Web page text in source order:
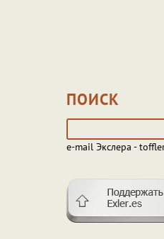
ПОИСК
e-mail Экслера -